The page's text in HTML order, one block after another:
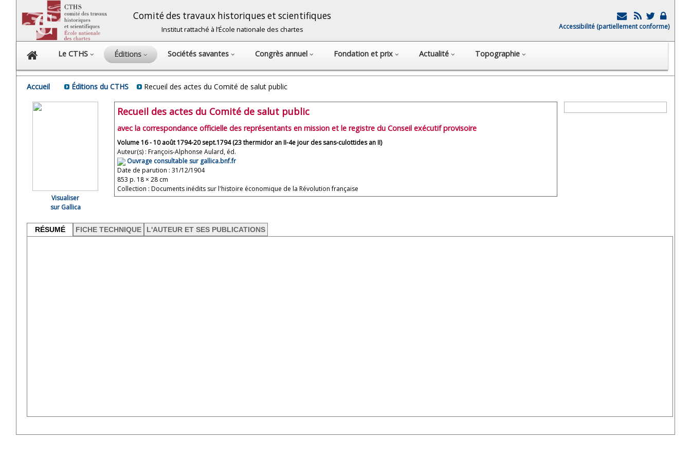
Comité des travaux historiques et scientifiques
Institut rattaché à l’École nationale des chartes Accessibilité (partiellement conforme)
Le CTHS Éditions Sociétés savantes Congrès annuel Fondation et prix Actualité Topographie
Accueil Éditions du CTHS Recueil des actes du Comité de salut public
Visualiser
sur Gallica
Recueil des actes du Comité de salut public
avec la correspondance officielle des représentants en mission et le registre du Conseil exécutif provisoire
Volume 16 - 10 août 1794-20 sept.1794 (23 thermidor an II-4e jour des sans-culottides an II)
Auteur(s) : François-Alphonse Aulard, éd.
Ouvrage consultable sur gallica.bnf.fr
Date de parution : 31/12/1904
853 p. 18 × 28 cm
Collection : Documents inédits sur l'histoire économique de la Révolution française
RÉSUMÉ FICHE TECHNIQUE L'AUTEUR ET SES PUBLICATIONS